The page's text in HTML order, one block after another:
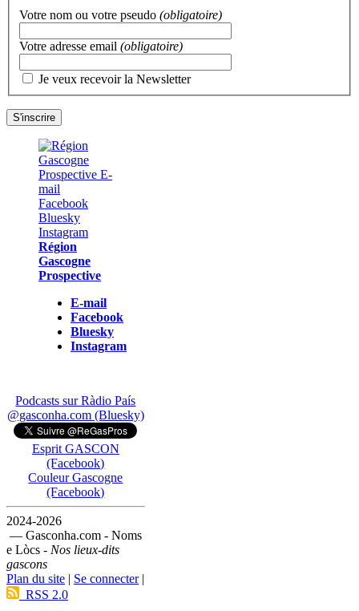
Votre nom ou votre pseudo (obligatoire)
Votre adresse email (obligatoire)
Je veux recevoir la Newsletter
Région
Gascogne
Prospective
E-mail
Facebook
Bluesky
Instagram
Podcasts sur Ràdio País
@gasconha.com (Bluesky)
Esprit GASCON
(Facebook)
Couleur Gascogne
(Facebook)
2024-2026
— Gasconha.com - Noms
e Lòcs - Nos lieux-dits
gascons
Plan du site | Se connecter|
RSS 2.0